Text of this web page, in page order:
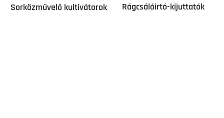
Sorközművelő kultivátorok Rágcsálóirtó-kijuttatók